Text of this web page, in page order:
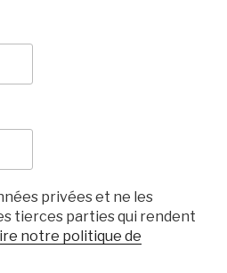
privées et ne les
tierces parties qui rendent
notre politique de